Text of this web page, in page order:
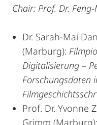
Chair: Prof. Dr.
Dr. Sarah-Mai
(Marburg):
Digitalisierung –
Forschungsdaten
Prof. Dr. Yvonne
Grimm (Marburg):